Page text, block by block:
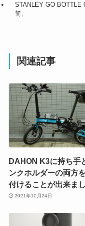
STANLEY GO BOTTLE
筒。
関連記事
DAHON K3に持ち手
ンクホルダーの両方
付けることが出来ま
2021年10月24日